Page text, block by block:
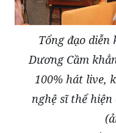
Tổng đạo diễn
Dương Cầm
100% hát live,